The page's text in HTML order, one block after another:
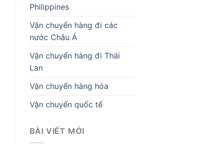
Philippines
Vận chuyển hàng đi các
nước Châu Á
Vận chuyển hàng đi Thái
Lan
Vận chuyển hàng hóa
Vận chuyển quốc tế
BÀI VIẾT MỚI